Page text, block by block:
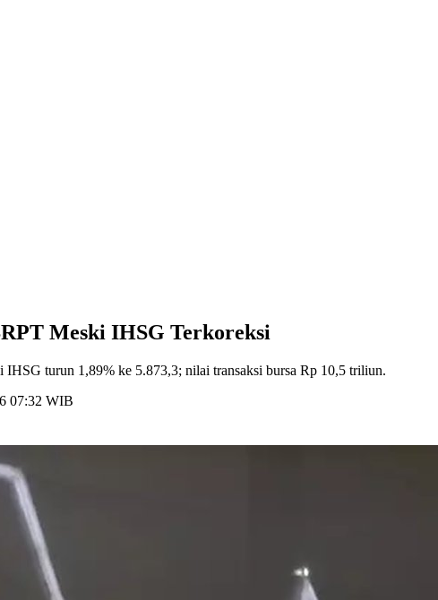
Meski IHSG Terkoreksi
turun 1,89% ke 5.873,3; nilai transaksi bursa Rp 10,5 triliun.
07:32 WIB